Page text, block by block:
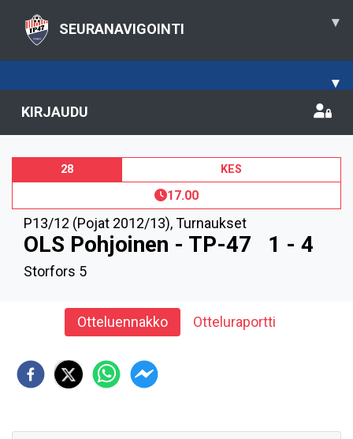
SEURANAVIGOINTI ▾
▾
KIRJAUDU
28 KES
17.00
P13/12 (Pojat 2012/13),Turnaukset
OLS Pohjoinen - TP-47 1 - 4
Storfors 5
Otteluennakko Otteluraportti